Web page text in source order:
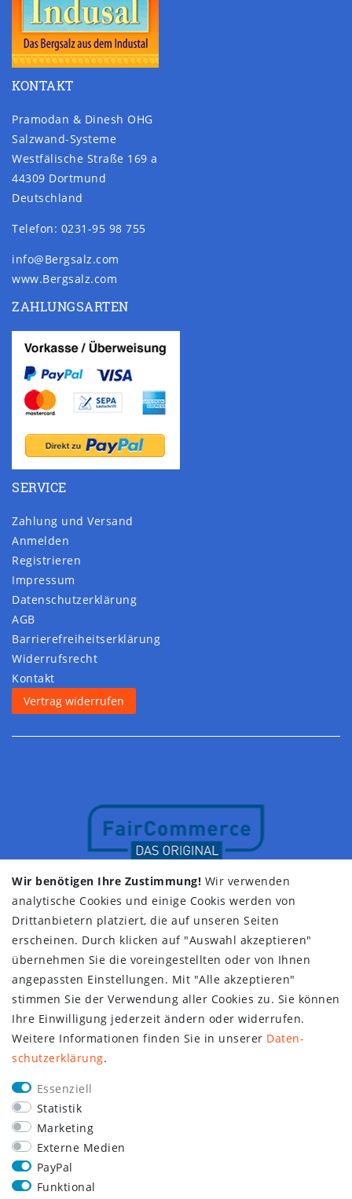
KONTAKT
Pramodan & Dinesh OHG
Salzwand-Systeme
Westfälische Straße 169 a
44309 Dortmund
Deutschland
Telefon: 0231-95 98 755
info@Bergsalz.com
www.Bergsalz.com
ZAHLUNGSARTEN
SERVICE
Zahlung und Versand
Anmelden
Registrieren
Impressum
Daten­schutz­erklärung
AGB
Barrierefreiheitserklärung
Widerrufs­recht
Kontakt
Vertrag widerrufen
Wir benötigen Ihre Zustimmung! Wir verwenden
analytische Cookies und einige Cookis werden von
Drittanbietern platziert, die auf unseren Seiten
erscheinen. Durch klicken auf "Auswahl akzeptieren"
übernehmen Sie die voreingestellten oder von Ihnen
angepassten Einstellungen. Mit "Alle akzeptieren"
stimmen Sie der Verwendung aller Cookies zu. Sie können
Ihre Einwilligung jederzeit ändern oder widerrufen.
Weitere Informationen finden Sie in unserer Daten­
schutz­erklärung.
Essenziell
Statistik
Marketing
Externe Medien
PayPal
Funktional